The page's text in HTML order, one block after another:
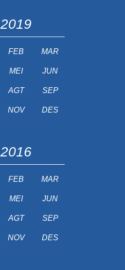
2019
FEB MAR
MEI JUN
AGT SEP
NOV DES
2016
FEB MAR
MEI JUN
AGT SEP
NOV DES